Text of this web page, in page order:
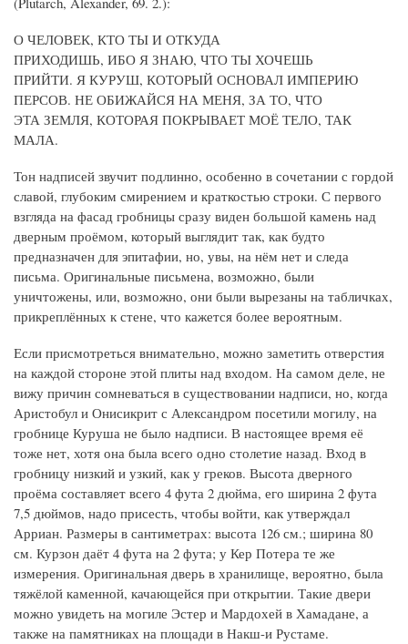
О ЧЕЛОВЕК, КТО ТЫ И ОТКУДА
ПРИХОДИШЬ, ИБО Я ЗНАЮ, ЧТО ТЫ ХОЧЕШЬ
ПРИЙТИ. Я КУРУШ, КОТОРЫЙ ОСНОВАЛ ИМПЕРИЮ
ПЕРСОВ. НЕ ОБИЖАЙСЯ НА МЕНЯ, ЗА ТО, ЧТО
ЭТА ЗЕМЛЯ, КОТОРАЯ ПОКРЫВАЕТ МОЁ ТЕЛО, ТАК
МАЛА.
Тон надписей звучит подлинно, особенно в сочетании с гордой
славой, глубоким смирением и краткостью строки. С первого
взгляда на фасад гробницы сразу виден большой камень над
дверным проёмом, который выглядит так, как будто
предназначен для эпитафии, но, увы, на нём нет и следа
письма. Оригинальные письмена, возможно, были
уничтожены, или, возможно, они были вырезаны на табличках,
прикреплённых к стене, что кажется более вероятным.
Если присмотреться внимательно, можно заметить отверстия
на каждой стороне этой плиты над входом. На самом деле, не
вижу причин сомневаться в существовании надписи, но, когда
Аристобул и Онисикрит с Александром посетили могилу, на
гробнице Куруша не было надписи. В настоящее время её
тоже нет, хотя она была всего одно столетие назад. Вход в
гробницу низкий и узкий, как у греков. Высота дверного
проёма составляет всего 4 фута 2 дюйма, его ширина 2 фута
7,5 дюймов, надо присесть, чтобы войти, как утверждал
Арриан. Размеры в сантиметрах: высота 126 см.; ширина 80
см. Курзон даёт 4 фута на 2 фута; у Кер Потера те же
измерения. Оригинальная дверь в хранилище, вероятно, была
тяжёлой каменной, качающейся при открытии. Такие двери
можно увидеть на могиле Эстер и Мардохей в Хамадане, а
также на памятниках на площади в Накш-и Рустаме.